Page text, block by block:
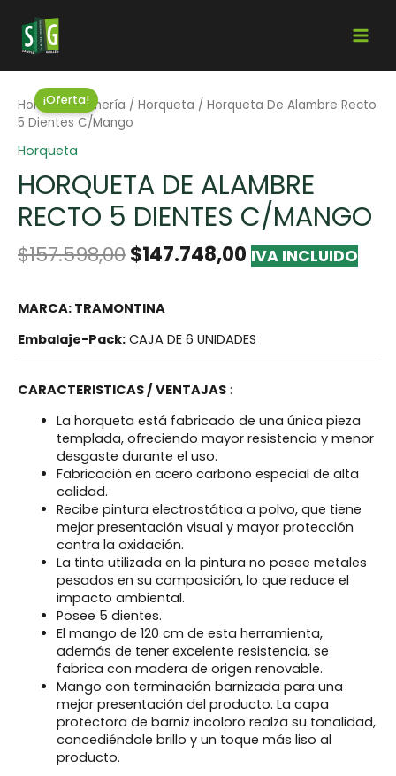
¡Oferta!
Home/Jardinería / Horqueta / Horqueta De Alambre Recto
5 Dientes C/Mango
Horqueta
HORQUETA DE ALAMBRE
RECTO 5 DIENTES C/MANGO
$157.598,00$147.748,00 IVA INCLUIDO
MARCA: TRAMONTINA
Embalaje-Pack: CAJA DE 6 UNIDADES
CARACTERISTICAS / VENTAJAS :
La horqueta está fabricado de una única pieza
templada, ofreciendo mayor resistencia y menor
desgaste durante el uso.
Fabricación en acero carbono especial de alta
calidad.
Recibe pintura electrostática a polvo, que tiene
mejor presentación visual y mayor protección
contra la oxidación.
La tinta utilizada en la pintura no posee metales
pesados en su composición, lo que reduce el
impacto ambiental.
Posee 5 dientes.
El mango de 120 cm de esta herramienta,
además de tener excelente resistencia, se
fabrica con madera de origen renovable.
Mango con terminación barnizada para una
mejor presentación del producto. La capa
protectora de barniz incoloro realza su tonalidad,
concediéndole brillo y un toque más liso al
producto.